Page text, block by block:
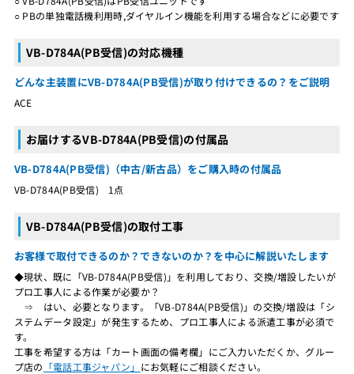
○ PBの単独電話機利用時,ダイヤルイン機能を利用する場合などに必要です
VB-D784A(PB受信)の対応機種
どんな主装置にVB-D784A(PB受信)が取り付けできるの？をご説明
ACE
お届けするVB-D784A(PB受信)の付属品
VB-D784A(PB受信)（中古/新古品）をご購入時の付属品
VB-D784A(PB受信) 1点
VB-D784A(PB受信)の取付工事
お客様で取付できるのか？できないのか？を中心に解説いたします
◆現状、既に「VB-D784A(PB受信)」を利用しており、交換/増設したいが
プロ工事人による作業が必要か？
⇒ はい、必要となります。「VB-D784A(PB受信)」の交換/増設は「シ
ステムデータ設定」が発生するため、プロ工事人による派遣工事が必須で
す。
工事を希望する方は「カート画面の備考欄」にご入力いただくか、グルー
プ店の 「電話工事ジャパン」 にお気軽にご相談ください。